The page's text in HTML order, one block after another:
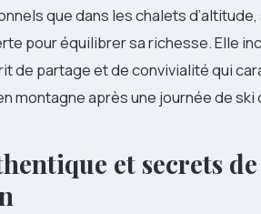
que dans les chalets
pour équilibrer sa richesse. Elle
de partage et de convivialité qui
montagne après une journée de ski
et secrets de